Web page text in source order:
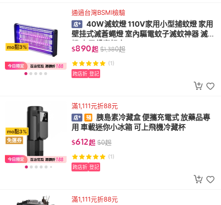
mo點3%
通過台灣BSMI檢驗
40W滅蚊燈 110V家用小型捕蚊燈 家用
壁挂式滅蒼蠅燈 室內驅電蚊子滅蚊神器 滅蠅
燈 商用餐廳飯店
$890起 $1,380起
(1)
跨店折 登記
mo點3%
免運券
滿1,111元折88元
胰島素冷藏盒 便攜充電式 放藥品專
用 車載迷你小冰箱 可上飛機冷藏杯
$612起 $0起
(1)
跨店折 登記
滿1,111元折88元